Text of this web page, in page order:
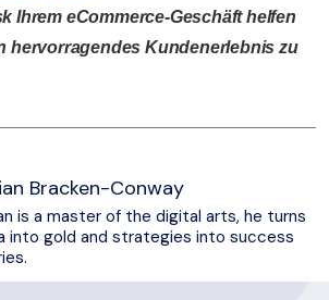
Ihrem eCommerce-Geschäft helfen
hervorragendes Kundenerlebnis zu
Bracken-Conway
is a master of the digital arts, he turns
into gold and strategies into success